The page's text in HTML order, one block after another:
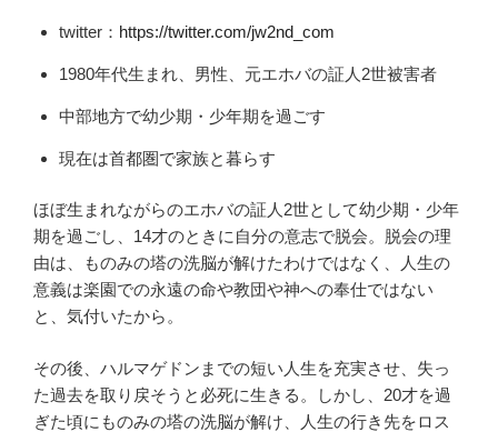
twitter： https://twitter.com/jw2nd_com
1980年代生まれ、男性、元エホバの証人2世被害者
中部地方で幼少期・少年期を過ごす
現在は首都圏で家族と暮らす
ほぼ生まれながらのエホバの証人2世として幼少期・少年
期を過ごし、14才のときに自分の意志で脱会。脱会の理
由は、ものみの塔の洗脳が解けたわけではなく、人生の
意義は楽園での永遠の命や教団や神への奉仕ではない
と、気付いたから。
その後、ハルマゲドンまでの短い人生を充実させ、失っ
た過去を取り戻そうと必死に生きる。しかし、20才を過
ぎた頃にものみの塔の洗脳が解け、人生の行き先をロス